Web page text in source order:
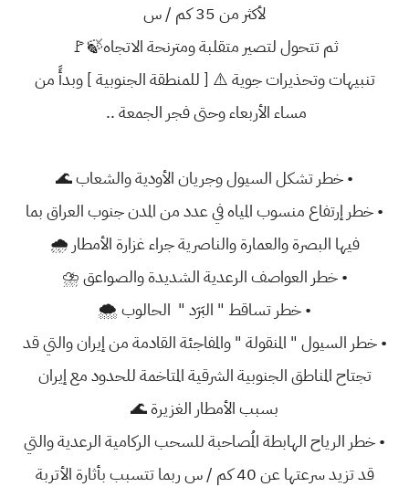
لأكثر من 35 كم / س
ثم تتحول لتصير متقلبة ومترنحة الاتجاه🍃🚩
تنبيهات وتحذيرات جوية ⚠️ [ للمنطقة الجنوبية ] وبدأً من
مساء الأربعاء وحتى فجر الجمعة ..
• خطر تشكل السيول وجريان الأودية والشعاب 🌊
• خطر إرتفاع منسوب المياه في عدد من المدن جنوب العراق بما
فيها البصرة والعمارة والناصرية جراء غزارة الأمطار 🌧
• خطر العواصف الرعدية الشديدة والصواعق ⛈
• خطر تساقط " البَرَد " الحالوب 🌨
• خطر السيول " المنقولة " والمفاجئة القادمة من إيران والتي قد
تجتاح المناطق الجنوبية الشرقية المتاخمة للحدود مع إيران
بسبب الأمطار الغزيرة 🌊
• خطر الرياح الهابطة المُصاحبة للسحب الركامية الرعدية والتي
قد تزيد سرعتها عن 40 كم / س ربما تتسبب بأثارة الأتربة